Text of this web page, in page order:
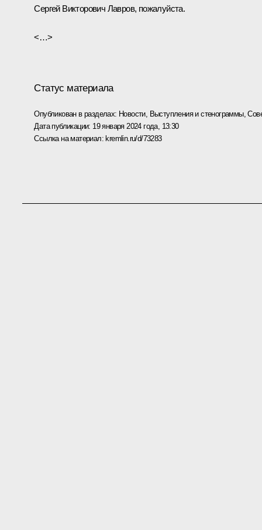
Сергей Викторович Лавров, пожалуйста.
<…>
Статус материала
Опубликован в разделах: Новости, Выступления и стенограммы,
Дата публикации: 19 января 2024 года, 13:30
Ссылка на материал: kremlin.ru/d/73283